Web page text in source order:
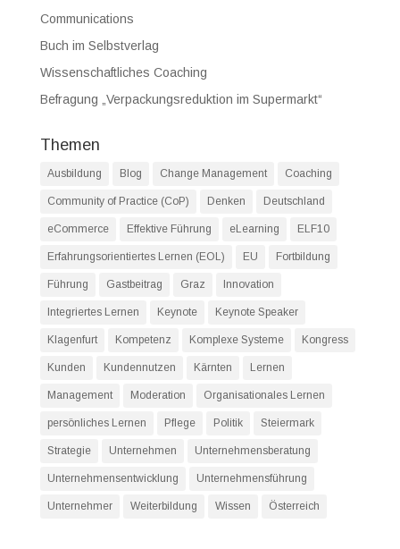
Communications
Buch im Selbstverlag
Wissenschaftliches Coaching
Befragung „Verpackungsreduktion im Supermarkt“
Themen
Ausbildung Blog Change Management Coaching
Community of Practice (CoP) Denken Deutschland
eCommerce Effektive Führung eLearning ELF10
Erfahrungsorientiertes Lernen (EOL) EU Fortbildung
Führung Gastbeitrag Graz Innovation
Integriertes Lernen Keynote Keynote Speaker
Klagenfurt Kompetenz Komplexe Systeme Kongress
Kunden Kundennutzen Kärnten Lernen
Management Moderation Organisationales Lernen
persönliches Lernen Pflege Politik Steiermark
Strategie Unternehmen Unternehmensberatung
Unternehmensentwicklung Unternehmensführung
Unternehmer Weiterbildung Wissen Österreich